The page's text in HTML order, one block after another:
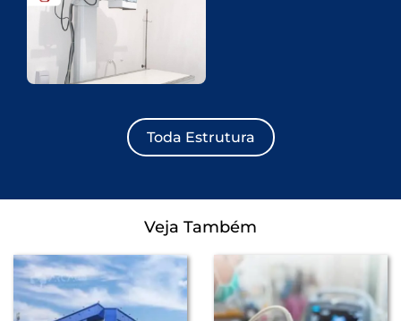
Toda Estrutura
Veja Também